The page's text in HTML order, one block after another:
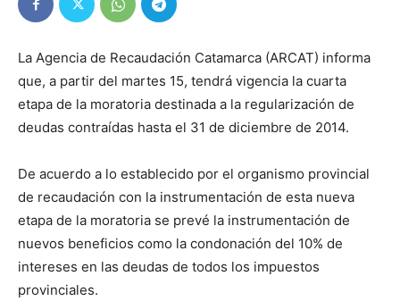
La Agencia de Recaudación Catamarca (ARCAT) informa
que, a partir del martes 15, tendrá vigencia la cuarta
etapa de la moratoria destinada a la regularización de
deudas contraídas hasta el 31 de diciembre de 2014.
De acuerdo a lo establecido por el organismo provincial
de recaudación con la instrumentación de esta nueva
etapa de la moratoria se prevé la instrumentación de
nuevos beneficios como la condonación del 10% de
intereses en las deudas de todos los impuestos
provinciales.